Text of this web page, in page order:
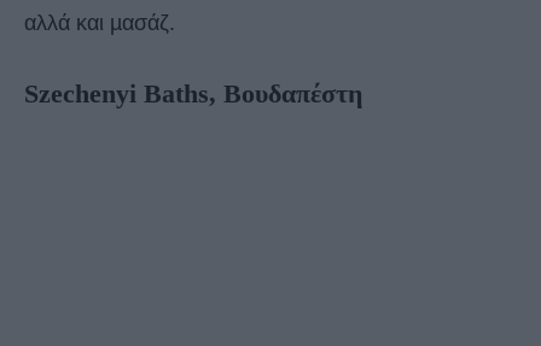
αλλά και µασάζ.
Szechenyi Baths, Bουδαπέστη